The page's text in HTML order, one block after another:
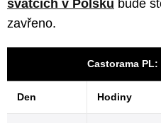
svátcích v Polsku bude
zavřeno.
Castorama
Den Hodiny